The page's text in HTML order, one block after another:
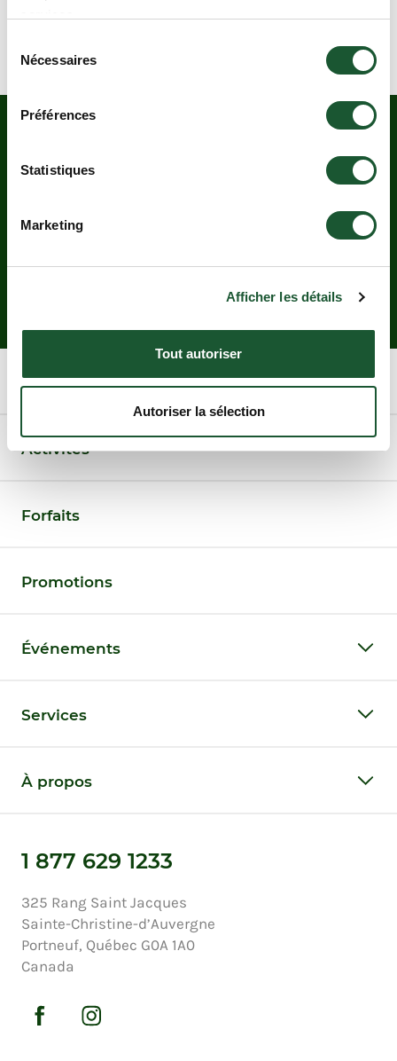
Nécessaires
Préférences
Statistiques
Marketing
Afficher les détails
Tout autoriser
Autoriser la sélection
RESTEZ INFORMÉS.
ABONNEZ-
INFOLETTRE.
S'INSCRIRE À L'INFOLETTRE
Chalets
Activités
Forfaits
Promotions
Événements
Services
À propos
1 877 629 1233
325 Rang Saint Jacques
Sainte-Christine-d’Auvergne
Portneuf, Québec G0A 1A0
Canada